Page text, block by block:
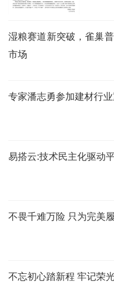
湿粮赛道新突破，雀巢
市场
专家潘志勇参加建材行
易搭云:技术民主化驱动
不畏千难万险 只为完美
不忘初心踏新程 牢记荣